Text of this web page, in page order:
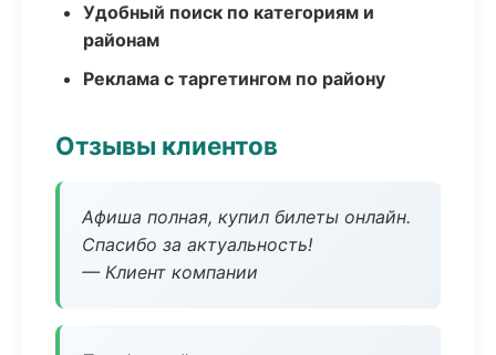
Удобный поиск по категориям и
районам
Реклама с таргетингом по району
Отзывы клиентов
Афиша полная, купил билеты онлайн.
Спасибо за актуальность!
— Клиент компании